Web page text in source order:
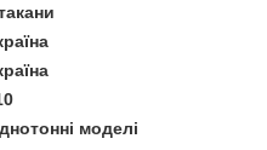
моделі